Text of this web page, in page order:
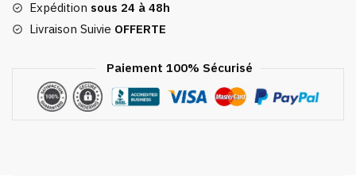
De
Canard
0℃5℃
Expédition sous 24 à 48h
Livraison Suivie OFFERTE
Paiement 100% Sécurisé